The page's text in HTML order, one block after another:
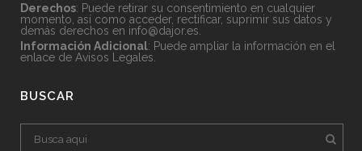
Derechos: Puede retirar su consentimiento en cualquier
momento, así como acceder, rectificar, suprimir sus datos y
demás derechos en info@dajor.es
Información Adicional: Puede ampliar la información en el
enlace de Avisos Legales
BUSCAR